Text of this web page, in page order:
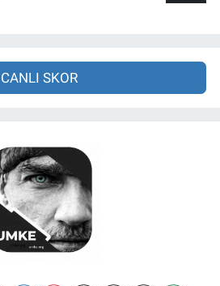
CANLI SKOR